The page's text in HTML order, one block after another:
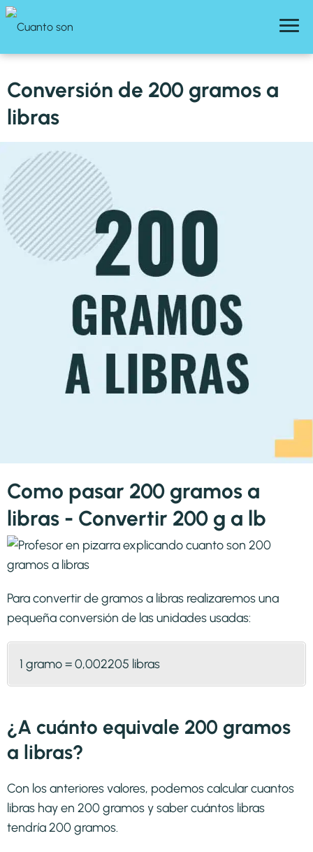
Conversión de 200 gramos a
libras
Como pasar 200 gramos a
libras - Convertir 200 g a lb
Para convertir de gramos a libras realizaremos una
pequeña conversión de las unidades usadas:
1 gramo = 0,002205 libras
¿A cuánto equivale 200 gramos
a libras?
Con los anteriores valores, podemos calcular cuantos
libras hay en 200 gramos y saber cuántos libras
tendría 200 gramos.